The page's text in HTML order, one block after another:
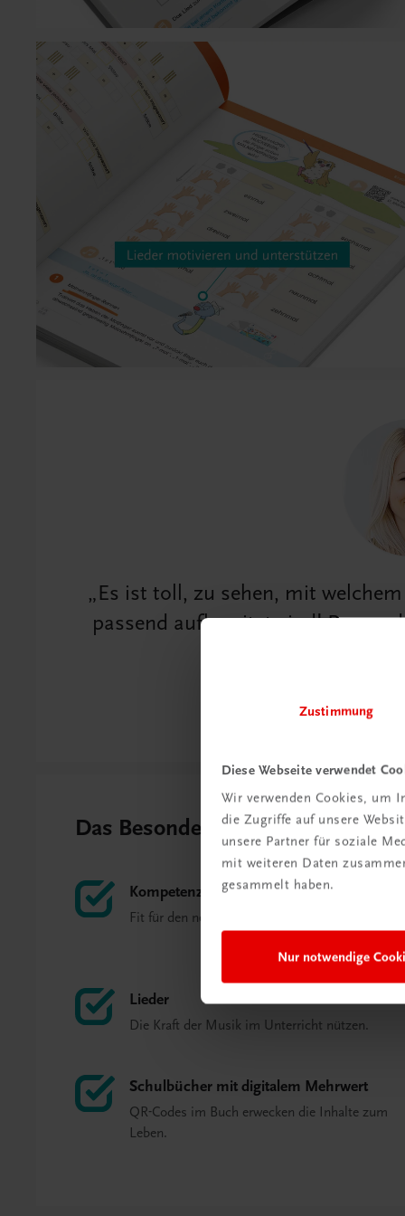
Zustimmung
Diese Webseite verwendet
Wir verwenden Cookies, um
die Zugriffe auf unsere
unsere Partner für soziale
mit weiteren Daten
gesammelt haben.
Nur notwendige
Es ist toll, zu sehen, mit
passend aufbereitet sind!
Christina
Das Besondere auf einen Blick
Kompetenzorientiert
Fit für den neuen Lehrplan.
Lieder
Die Kraft der Musik im Unterricht nützen.
Schulbücher mit digitalem Mehrwert
QR-Codes im Buch erwecken die Inhalte zum
Leben.